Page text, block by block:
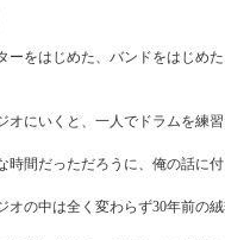
ーをはじめた、バンドをはじめ
オにいくと、一人でドラムを練習
時間だっただろうに、俺の話に付
オの中は全く変わらず30年前の絨